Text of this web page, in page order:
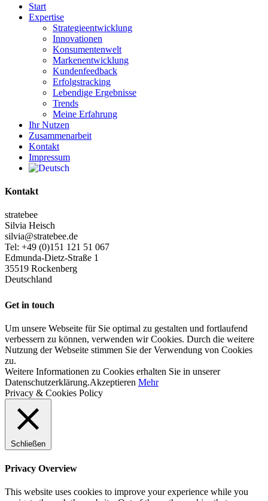
Start
Expertise
Strategieentwicklung
Innovationen
Konsumentenwelt
Markenentwicklung
Kundenfeedback
Erfolgstracking
Lebendige Ergebnisse
Trends
Meine Erfahrung
Ihr Nutzen
Zusammenarbeit
Kontakt
Impressum
Kontakt
stratebee
Silvia Heisch
silvia@stratebee.de
Tel: +49 (0)151 121 51 067
Edmunda-Dietz-Straße 1
35519 Rockenberg
Deutschland
Get in touch
Um unsere Webseite für Sie optimal zu gestalten und fortlaufend
verbessern zu können, verwenden wir Cookies. Durch die weitere
Nutzung der Webseite stimmen Sie der Verwendung von Cookies
zu.
Weitere Informationen zu Cookies erhalten Sie in unserer
Datenschutzerklärung.Akzeptieren Mehr
Privacy & Cookies Policy
Schließen
Privacy Overview
This website uses cookies to improve your experience while you